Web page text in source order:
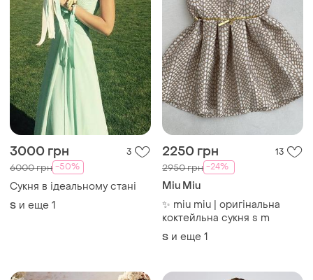
3000 грн 3
6000 грн -50%
Сукня в ідеальному стані
S и еще 1
2250 грн 13
2950 грн -24%
Miu Miu
✨ miu miu | оригінальна
коктейльна сукня s m
S и еще 1